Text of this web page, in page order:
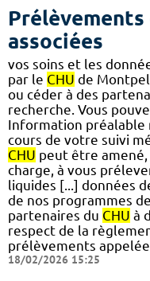
associées
vos soins et les
par le CHU de
ou céder à des
recherche. Vous
Information préalable
cours de votre suivi
CHU peut être
charge, à vous
liquides [...] données
de nos programmes
partenaires du CHU à
respect de la
prélèvements
18/02/2026 15:25